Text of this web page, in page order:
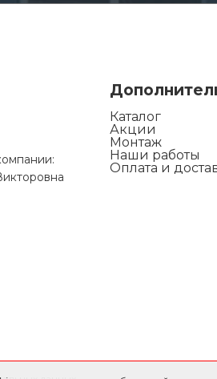
Каталог
Акции
Монтаж
Наши работы
Оплата и